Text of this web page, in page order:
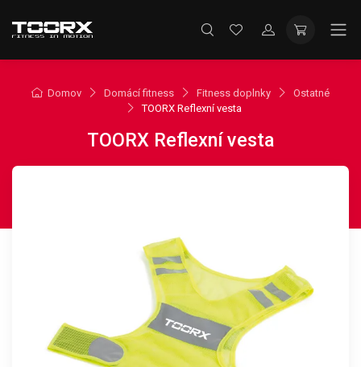
Domov Domácí fitness Fitness doplnky
Ostatné
TOORX Reflexní vesta
TOORX Reflexní vesta